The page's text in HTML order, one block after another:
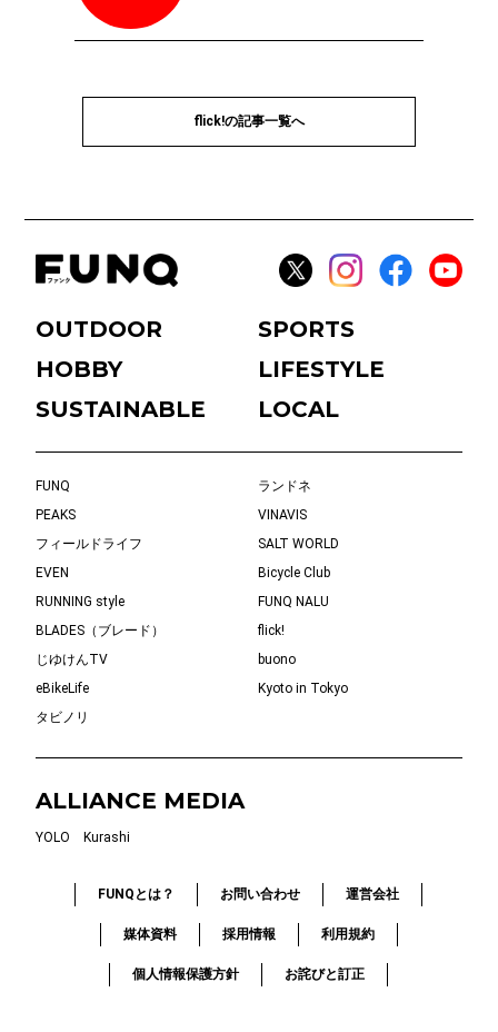
flick!の記事一覧へ
OUTDOOR
SPORTS
HOBBY
LIFESTYLE
SUSTAINABLE
LOCAL
FUNQ
ランドネ
PEAKS
VINAVIS
フィールドライフ
SALT WORLD
EVEN
Bicycle Club
RUNNING style
FUNQ NALU
BLADES（ブレード）
flick!
じゆけんTV
buono
eBikeLife
Kyoto in Tokyo
タビノリ
ALLIANCE MEDIA
YOLO Kurashi
FUNQとは？ お問い合わせ 運営会社
媒体資料 採用情報 利用規約
個人情報保護方針 お詫びと訂正